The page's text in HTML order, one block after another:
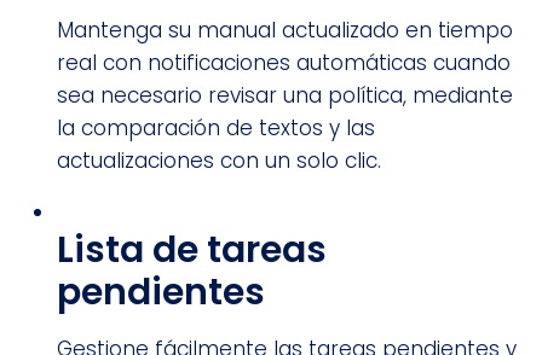
Mantenga su manual actualizado en tiempo
real con notificaciones automáticas cuando
sea necesario revisar una política, mediante
la comparación de textos y las
actualizaciones con un solo clic.
Lista de tareas
pendientes
Gestione fácilmente las tareas pendientes y